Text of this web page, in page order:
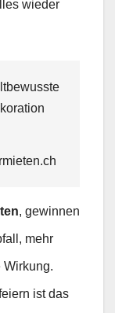
wieder
, gewinnen
mehr
Wirkung.
ist das